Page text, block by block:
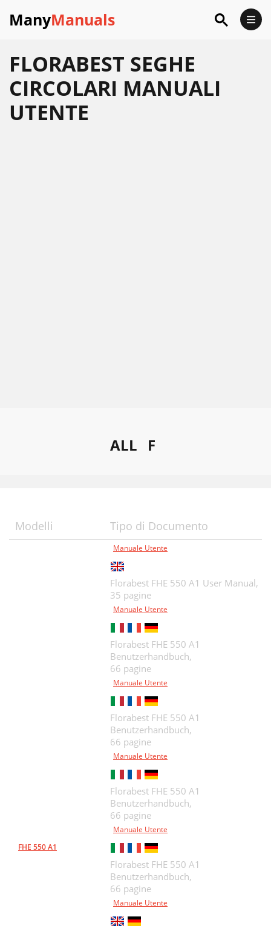
ManyManuals
FLORABEST SEGHE
CIRCOLARI MANUALI
UTENTE
ALL F
Modelli Tipo di Documento
FHE 550 A1
Manuale Utente
Florabest FHE 550 A1 User Manual,
35 pagine
Manuale Utente
Florabest FHE 550 A1
Benutzerhandbuch,
66 pagine
Manuale Utente
Florabest FHE 550 A1
Benutzerhandbuch,
66 pagine
Manuale Utente
Florabest FHE 550 A1
Benutzerhandbuch,
66 pagine
Manuale Utente
Florabest FHE 550 A1
Benutzerhandbuch,
66 pagine
Manuale Utente